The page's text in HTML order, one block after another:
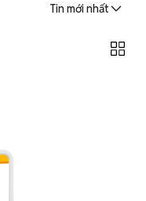
Tin mới nhất